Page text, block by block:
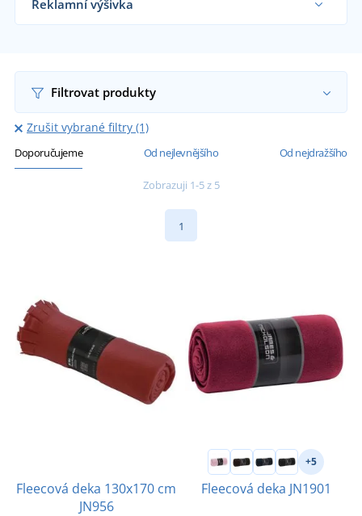
Chci vědět více
Reklamní výšivka
Filtrovat produkty
Zrušit vybrané filtry (1)
Doporučujeme Od nejlevnějšího Od nejdražšího
Zobrazuji 1-5 z 5
1
Fleecová deka 130x170 cm
JN956
+5
Fleecová deka JN1901